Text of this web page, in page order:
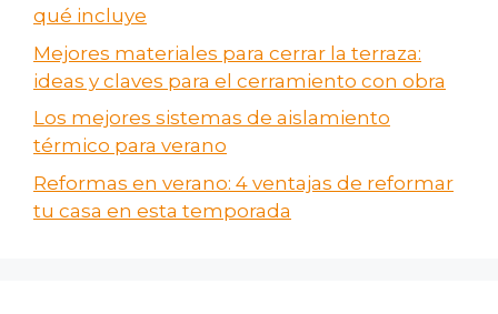
qué incluye
Mejores materiales para cerrar la terraza:
ideas y claves para el cerramiento con obra
Los mejores sistemas de aislamiento
térmico para verano
Reformas en verano​: 4 ventajas de reformar
tu casa en esta temporada